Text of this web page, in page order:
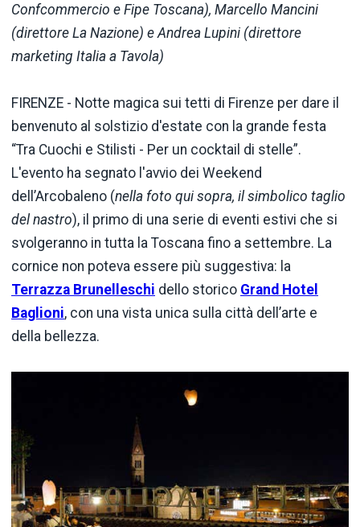
Confcommercio e Fipe Toscana), Marcello Mancini
(direttore La Nazione) e Andrea Lupini (direttore
marketing Italia a Tavola)
FIRENZE - Notte magica sui tetti di Firenze per dare il
benvenuto al solstizio d'estate con la grande festa
“Tra Cuochi e Stilisti - Per un cocktail di stelle”.
L'evento ha segnato l'avvio dei Weekend
dell’Arcobaleno (nella foto qui sopra, ilsimbolico taglio
del nastro), il primo di una serie di eventi estivi che si
svolgeranno in tutta la Toscana fino a settembre. La
cornice non poteva essere più suggestiva: la
Terrazza Brunelleschi dello storico Grand Hotel
Baglioni, con una vista unica sulla città dell’arte e
della bellezza.